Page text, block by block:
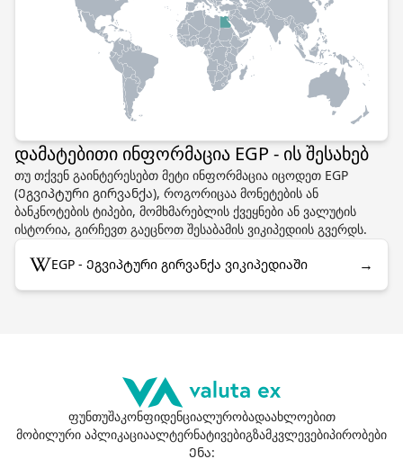
დამატებითი ინფორმაცია EGP - ის შესახებ
თუ თქვენ გაინტერესებთ მეტი ინფორმაცია იცოდეთ EGP
(Ეგვიპტური გირვანქა), როგორიცაა მონეტების ან
ბანკნოტების ტიპები, მომხმარებლის ქვეყნები ან ვალუტის
ისტორია, გირჩევთ გაეცნოთ შესაბამის ვიკიპედიის გვერდს.
EGP - Ეგვიპტური გირვანქა ვიკიპედიაში →
ფუნთუშაკონფიდენციალურობადაახლოებით
მობილური აპლიკაციაალტერნატივებიგზამკვლევებიპირობები
Ენა: